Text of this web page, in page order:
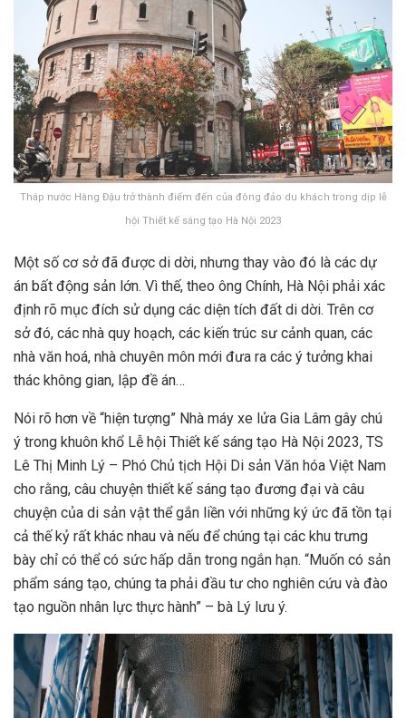
Tháp nước Hàng Đậu trở thành điểm đến của đông đảo du khách trong dịp lễ
hội Thiết kế sáng tạo Hà Nội 2023
Một số cơ sở đã được di dời, nhưng thay vào đó là các dự
án bất động sản lớn. Vì thế, theo ông Chính, Hà Nội phải xác
định rõ mục đích sử dụng các diện tích đất di dời. Trên cơ
sở đó, các nhà quy hoạch, các kiến trúc sư cảnh quan, các
nhà văn hoá, nhà chuyên môn mới đưa ra các ý tưởng khai
thác không gian, lập đề án…
Nói rõ hơn về “hiện tượng” Nhà máy xe lửa Gia Lâm gây chú
ý trong khuôn khổ Lễ hội Thiết kế sáng tạo Hà Nội 2023, TS
Lê Thị Minh Lý – Phó Chủ tịch Hội Di sản Văn hóa Việt Nam
cho rằng, câu chuyện thiết kế sáng tạo đương đại và câu
chuyện của di sản vật thể gắn liền với những ký ức đã tồn tại
cả thế kỷ rất khác nhau và nếu để chúng tại các khu trưng
bày chỉ có thể có sức hấp dẫn trong ngắn hạn. “Muốn có sản
phẩm sáng tạo, chúng ta phải đầu tư cho nghiên cứu và đào
tạo nguồn nhân lực thực hành” – bà Lý lưu ý.